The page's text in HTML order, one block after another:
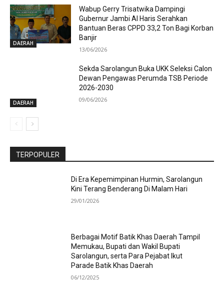
DAERAH
Wabup Gerry Trisatwika Dampingi
Gubernur Jambi Al Haris Serahkan
Bantuan Beras CPPD 33,2 Ton Bagi Korban
Banjir
13/06/2026
DAERAH
Sekda Sarolangun Buka UKK Seleksi Calon
Dewan Pengawas Perumda TSB Periode
2026-2030
09/06/2026
TERPOPULER
Di Era Kepemimpinan Hurmin, Sarolangun
Kini Terang Benderang Di Malam Hari
29/01/2026
Berbagai Motif Batik Khas Daerah Tampil
Memukau, Bupati dan Wakil Bupati
Sarolangun, serta Para Pejabat Ikut
Parade Batik Khas Daerah
06/12/2025